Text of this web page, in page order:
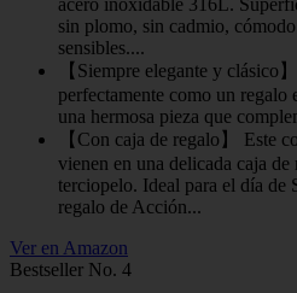
acero inoxidable 316L.
sin plomo, sin cadmio,
sensibles....
【Siempre elegante y clásico
perfectamente como un regalo
una hermosa pieza que
【Con caja de regalo】 Este
vienen en una delicada caja
terciopelo. Ideal para el día de
regalo de Acción...
Ver en Amazon
Bestseller No. 4